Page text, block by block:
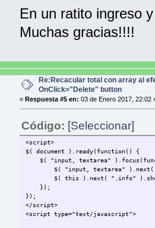
</div>
<!-- PRINT PDF -->
<div class="clearfix"></div>
<a class="btn btn-primary"><span
</div>
</div>
</body>
</html>
En un ratito ingreso
Muchas gracias!!!!
Re:Recacular total con array al
OnClick="Delete" button
« Respuesta #5 en: 03 de Enero 2017, 22:02
Código: [Seleccionar]
<script>
$( document ).ready(function() {
$( "input, textarea"
$( "input, textarea" ).next(
$( this ).next( ".info"
});
});
</script>
<script type="text/javascript">